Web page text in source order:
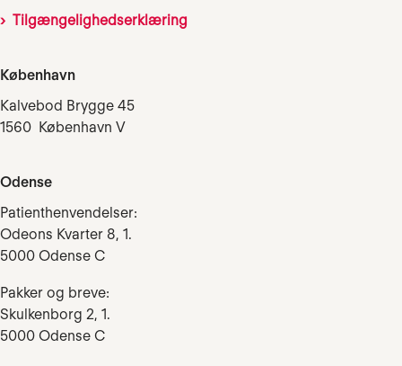
Tilgængelighedserklæring
København
Kalvebod Brygge 45
1560 København V
Odense
Patienthenvendelser:
Odeons Kvarter 8, 1.
5000 Odense C
Pakker og breve:
Skulkenborg 2, 1.
5000 Odense C